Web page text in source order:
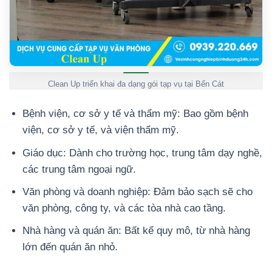
Clean Up triển khai đa dạng gói tạp vụ tại Bến Cát
Bệnh viện, cơ sở y tế và thẩm mỹ: Bao gồm bệnh
viện, cơ sở y tế, và viện thẩm mỹ.
Giáo dục: Dành cho trường học, trung tâm dạy nghề,
các trung tâm ngoại ngữ.
Văn phòng và doanh nghiệp: Đảm bảo sạch sẽ cho
văn phòng, công ty, và các tòa nhà cao tầng.
Nhà hàng và quán ăn: Bất kể quy mô, từ nhà hàng
lớn đến quán ăn nhỏ.